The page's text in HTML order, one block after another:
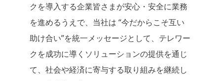
クを導入する企業皆さまが安心・安全に業務
を進めるうえで、当社は “今だからこそ互い
助け合い”を統一メッセージとして、テレワー
クを成功に導くソリューションの提供を通じ
て、社会や経済に寄与する取り組みを継続し